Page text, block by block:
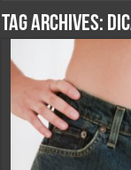
Tag Archives: